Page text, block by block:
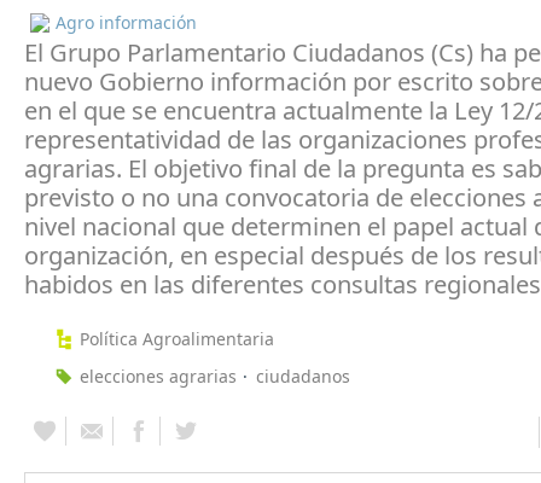
Agro información
El Grupo Parlamentario Ciudadanos (Cs) ha
nuevo Gobierno información por escrito
en el que se encuentra actualmente la Ley 12/
representatividad de las organizaciones
agrarias. El objetivo final de la pregunta es
previsto o no una convocatoria de elecciones
nivel nacional que determinen el papel actual
organización, en especial después de los
habidos en las diferentes consultas
Política Agroalimentaria
elecciones agrarias
ciudadanos